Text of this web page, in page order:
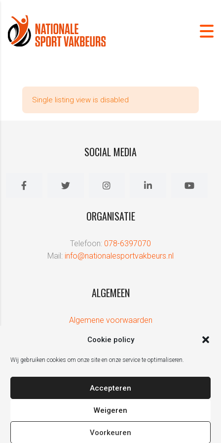
Cookie policy
Wij gebruiken cookies om onze site en onze service te optimaliseren.
Accepteren
Weigeren
Voorkeuren
Single listing view is disabled
SOCIAL MEDIA
ORGANISATIE
Telefoon: 078-6397070
Mail: info@nationalesportvakbeurs.nl
ALGEMEEN
Algemene voorwaarden